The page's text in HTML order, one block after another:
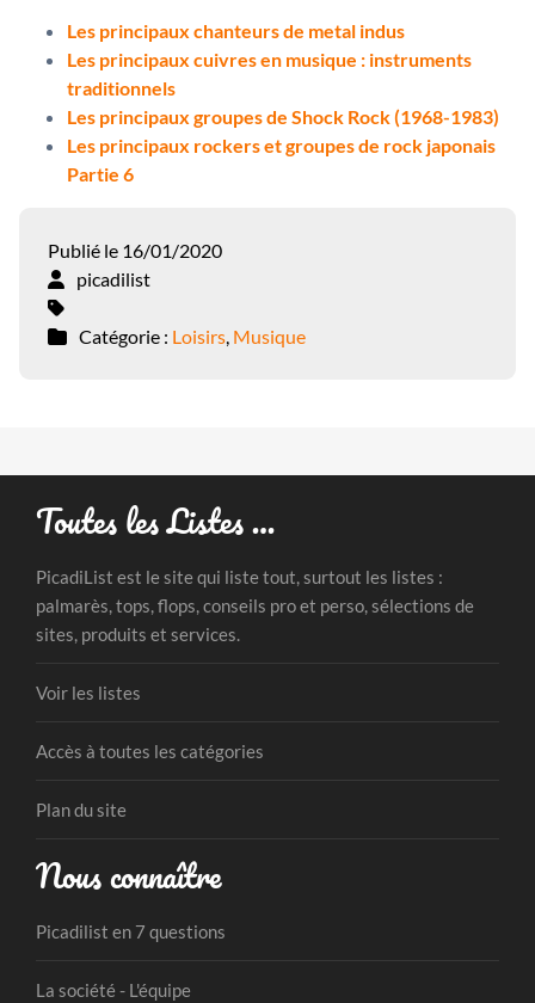
Les principaux chanteurs de metal indus
Les principaux cuivres en musique : instruments
traditionnels
Les principaux groupes de Shock Rock (1968-1983)
Les principaux rockers et groupes de rock japonais 
Partie 6
Publié le 16/01/2020
picadilist
Catégorie : Loisirs, Musique
Toutes les Listes …
PicadiList est le site qui liste tout, surtout les listes :
palmarès, tops, flops, conseils pro et perso, sélections de
sites, produits et services.
Voir les listes
Accès à toutes les catégories
Plan du site
Nous connaître
Picadilist en 7 questions
La société - L'équipe